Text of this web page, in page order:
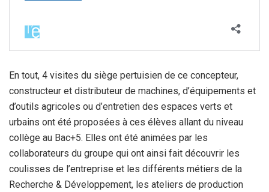
En tout, 4 visites du siège pertuisien de ce concepteur,
constructeur et distributeur de machines, d’équipements et
d’outils agricoles ou d’entretien des espaces verts et
urbains ont été proposées à ces élèves allant du niveau
collège au Bac+5. Elles ont été animées par les
collaborateurs du groupe qui ont ainsi fait découvrir les
coulisses de l’entreprise et les différents métiers de la
Recherche & Développement, les ateliers de production